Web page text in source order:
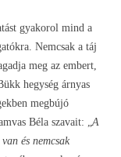
gyakorol mind a
Nemcsak a táj
meg az embert,
hegység árnyas
megbújó
Béla szavait: „ A
és nemcsak